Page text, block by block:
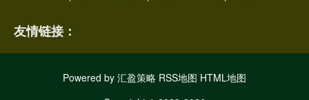
友情链接：
Powered by 汇盈策略 RSS地图 HTML地图